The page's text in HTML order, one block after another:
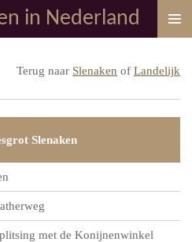
in Nederland
Terug naar Slenaken of Landelijk
Slenaken
met de Konijnenwinkel